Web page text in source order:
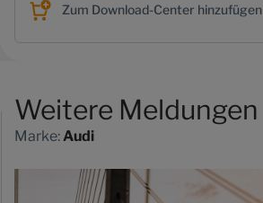
Zum Download-Center hinzufügen
Weitere Meldungen
Marke:Audi